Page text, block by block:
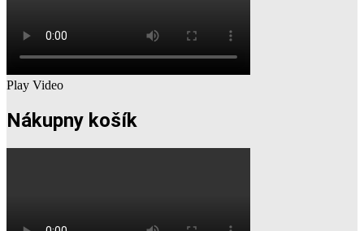
Play Video
Nákupny košík